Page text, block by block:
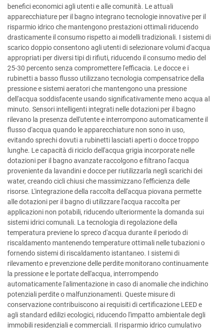
benefici economici agli utenti e alle comunità. Le attuali
apparecchiature per il bagno integrano tecnologie innovative per il
risparmio idrico che mantengono prestazioni ottimali riducendo
drasticamente il consumo rispetto ai modelli tradizionali. I sistemi di
scarico doppio consentono agli utenti di selezionare volumi d'acqua
appropriati per diversi tipi di rifiuti, riducendo il consumo medio del
25-30 percento senza compromettere l'efficacia. Le docce e i
rubinetti a basso flusso utilizzano tecnologia compensatrice della
pressione e sistemi aeratori che mantengono una pressione
dell'acqua soddisfacente usando significativamente meno acqua al
minuto. Sensori intelligenti integrati nelle dotazioni per il bagno
rilevano la presenza dell'utente e interrompono automaticamente il
flusso d'acqua quando le apparecchiature non sono in uso,
evitando sprechi dovuti a rubinetti lasciati aperti o docce troppo
lunghe. Le capacità di riciclo dell'acqua grigia incorporate nelle
dotazioni per il bagno avanzate raccolgono e filtrano l'acqua
proveniente da lavandini e docce per riutilizzarla negli scarichi dei
water, creando cicli chiusi che massimizzano l'efficienza delle
risorse. L'integrazione della raccolta dell'acqua piovana permette
alle dotazioni per il bagno di utilizzare l'acqua raccolta per
applicazioni non potabili, riducendo ulteriormente la domanda sui
sistemi idrici comunali. La tecnologia di regolazione della
temperatura previene lo spreco d'acqua durante il periodo di
riscaldamento mantenendo temperature ottimali nelle tubazioni o
fornendo sistemi di riscaldamento istantaneo. I sistemi di
rilevamento e prevenzione delle perdite monitorano continuamente
la pressione e le portate dell'acqua, interrompendo
automaticamente l'alimentazione in caso di anomalie che indichino
potenziali perdite o malfunzionamenti. Queste misure di
conservazione contribuiscono ai requisiti di certificazione LEED e
agli standard edilizi ecologici, riducendo l'impatto ambientale degli
immobili residenziali e commerciali. Il risparmio idrico cumulativo